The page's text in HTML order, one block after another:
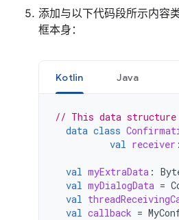
添加与以下代码段所示内容
框本身：
Kotlin Java
// This data structure
data class
val receiver :
val myExtraData :
val myDialogData =
val
val callback =